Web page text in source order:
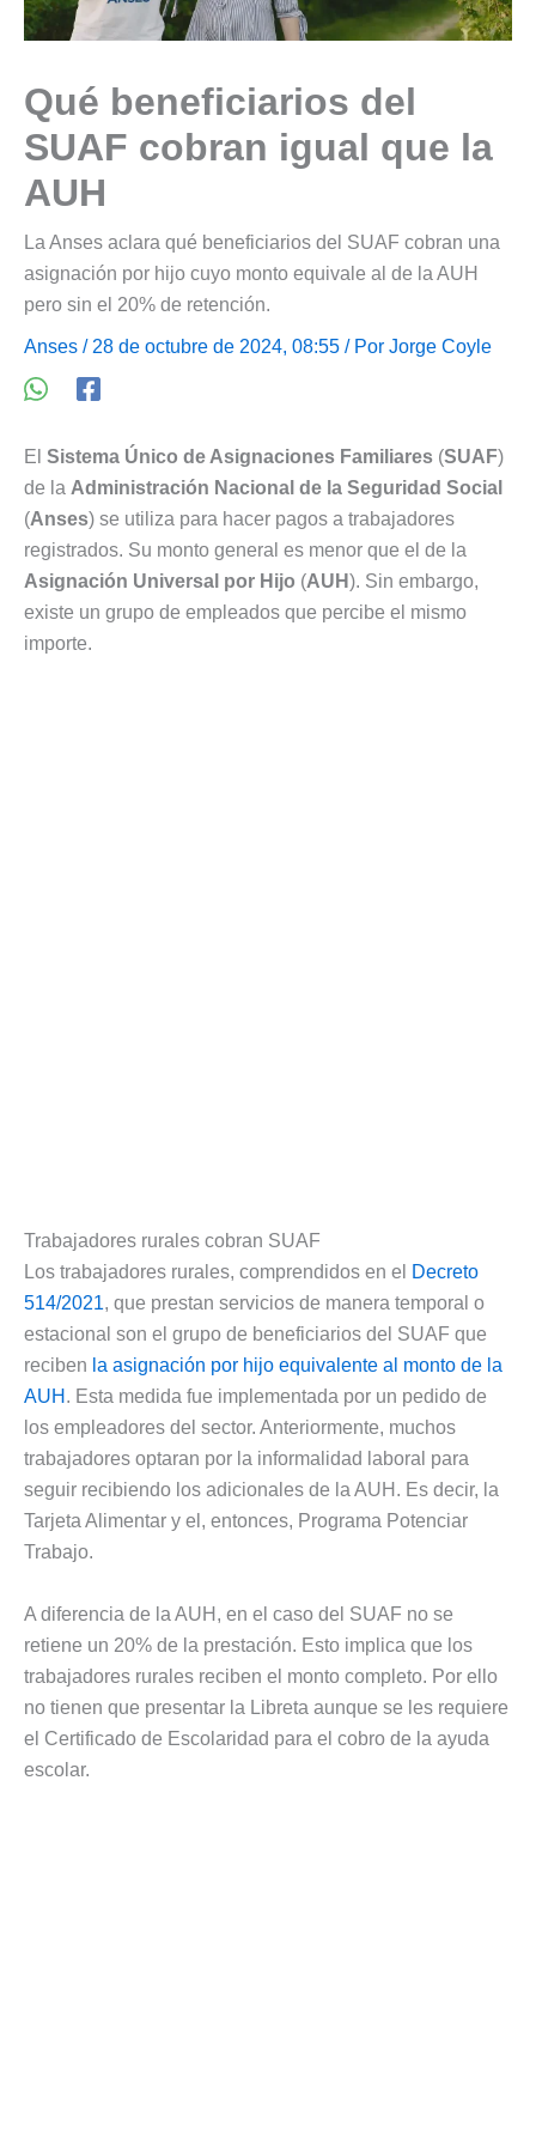
Qué beneficiarios del
SUAF cobran igual que la
AUH
La Anses aclara qué beneficiarios del SUAF cobran una
asignación por hijo cuyo monto equivale al de la AUH
pero sin el 20% de retención.
Anses / 28 de octubre de 2024, 08:55 / Por Jorge Coyle
El Sistema Único de Asignaciones Familiares (SUAF)
de la Administración Nacional de la Seguridad Social
(Anses) se utiliza para hacer pagos a trabajadores
registrados. Su monto general es menor que el de la
Asignación Universal por Hijo (AUH ). Sin embargo,
existe un grupo de empleados que percibe el mismo
importe.
Trabajadores rurales cobran SUAF
Los trabajadores rurales, comprendidos en el
Decreto
514/2021, que prestan servicios de manera temporal o
estacional son el grupo de beneficiarios del SUAF que
reciben la asignación por hijo equivalente al monto de la
AUH . Esta medida fue implementada por un pedido de
los empleadores del sector. Anteriormente, muchos
trabajadores optaran por la informalidad laboral para
seguir recibiendo los adicionales de la AUH. Es decir, la
Tarjeta Alimentar y el, entonces, Programa Potenciar
Trabajo.
A diferencia de la AUH, en el caso del SUAF no se
retiene un 20% de la prestación. Esto implica que los
trabajadores rurales reciben el monto completo. Por ello
no tienen que presentar la Libreta aunque se les requiere
el Certificado de Escolaridad para el cobro de la ayuda
escolar.